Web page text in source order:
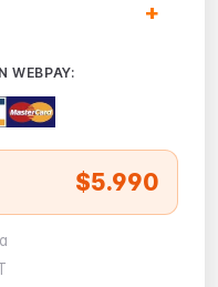
WEBPAY:
$5.990